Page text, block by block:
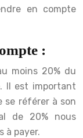
en compte
:
moins 20% du
Il est important
se référer à son
de 20% nous
à payer.